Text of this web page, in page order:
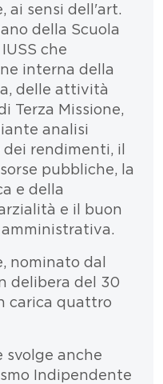
ai sensi dell'art.
della Scuola
che
interna della
delle attività
Terza Missione,
analisi
rendimenti, il
pubbliche, la
e della
e il buon
nominato dal
delibera del 30
carica quattro
svolge anche
Indipendente